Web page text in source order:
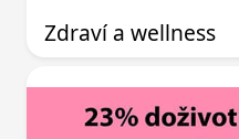
Zdraví a wellness